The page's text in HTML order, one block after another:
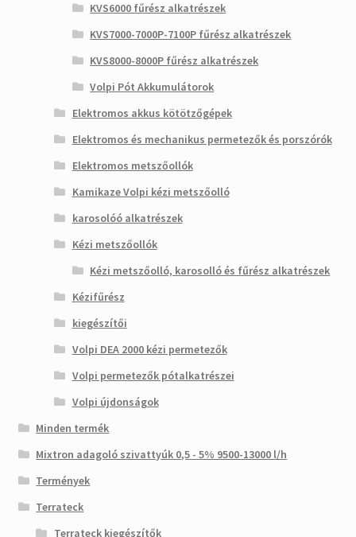
KVS6000 fűrész alkatrészek
KVS7000-7000P-7100P fűrész alkatrészek
KVS8000-8000P fűrész alkatrészek
Volpi Pót Akkumulátorok
Elektromos akkus kötötzőgépek
Elektromos és mechanikus permetezők és porszórók
Elektromos metszőollók
Kamikaze Volpi kézi metszőolló
karosolóó alkatrészek
Kézi metszőollók
Kézi metszőolló, karosolló és fűrész alkatrészek
Kézifűrész
kiegészítői
Volpi DEA 2000 kézi permetezők
Volpi permetezők pótalkatrészei
Volpi újdonságok
Minden termék
Mixtron adagoló szivattyúk 0,5 - 5% 9500-13000 l/h
Termények
Terrateck
Terrateck kiegészítők